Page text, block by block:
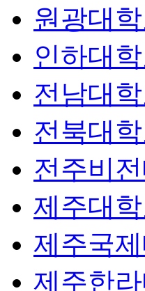
원광대
인하대
전남대
전북대
전주비
제주대학
제주국
제주한